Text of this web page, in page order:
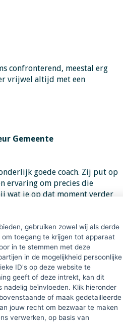
confronterend, meestal erg
vrijwel altijd met een
Gemeente
goede coach. Zij put op
ervaring om precies die
wat je op dat moment verder
gebruiken zowel wij als derde
toegang te krijgen tot apparaat
in te stemmen met deze
in de mogelijkheid persoonlijke
ID's op deze website te
geeft of deze intrekt, kan dit
beïnvloeden. Klik hieronder
of maak gedetailleerde
jouw recht om bezwaar te maken
verwerken, op basis van